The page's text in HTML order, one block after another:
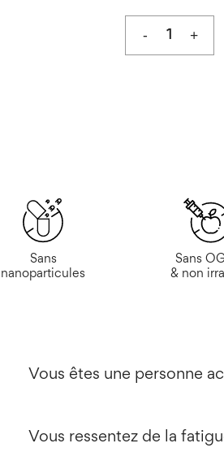
type
Sans
nanoparticules
Sans
& non
Vous êtes une personne
Vous ressentez de la